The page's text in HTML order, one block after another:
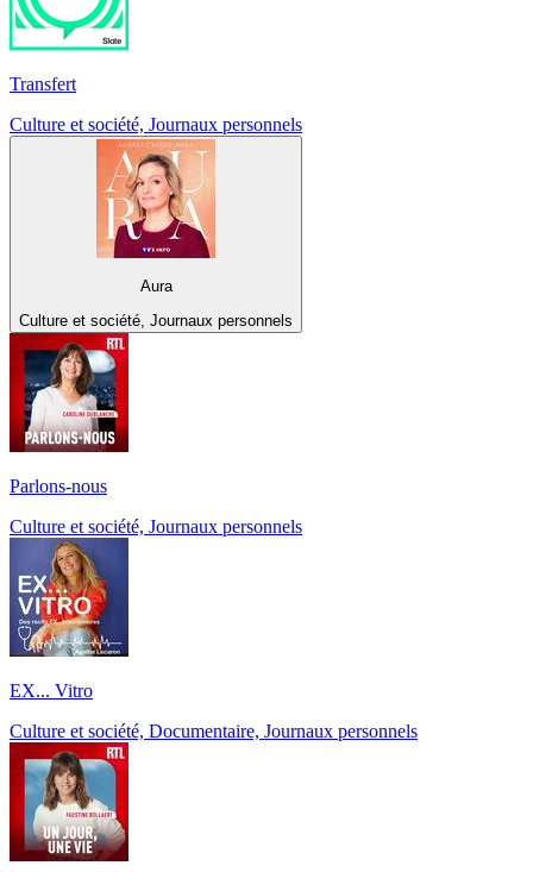
Transfert
Culture et société, Journaux personnels
Aura
Culture et société, Journaux personnels
Parlons-nous
Culture et société, Journaux personnels
EX... Vitro
Culture et société, Documentaire, Journaux personnels